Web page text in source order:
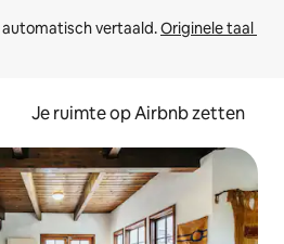
vertaald. Originele taal
Je ruimte op Airbnb zetten